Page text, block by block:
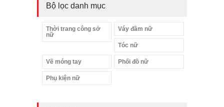
Bộ lọc danh mục
Thời trang công sở
nữ
Váy đầm nữ
Tóc nữ
Vẽ móng tay Phối đồ nữ
Phụ kiện nữ